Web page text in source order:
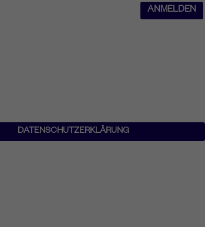
ANMELDEN
DATENSCHUTZERKLÄRUNG